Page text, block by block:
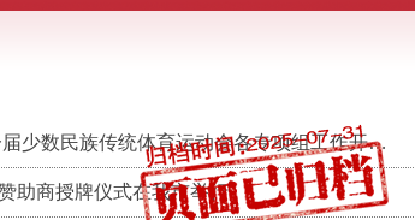
民族传统体育运动会各专项组工作开展情况
助商授牌仪式在我市举行